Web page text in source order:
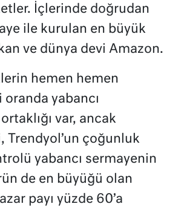
İçlerinde doğrudan
ile kurulan en büyük
ve dünya devi Amazon.
hemen hemen
yabancı
ortaklığı var, ancak
Trendyol’un çoğunluk
yabancı sermayenin
de en büyüğü olan
payı yüzde 60’a